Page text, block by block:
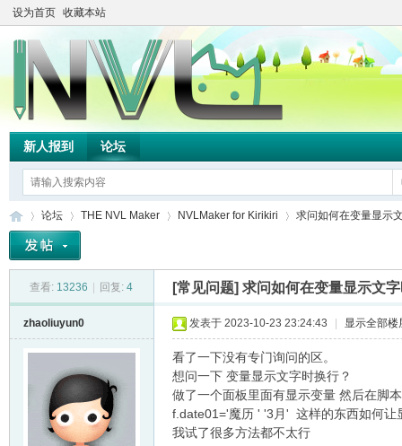
设为首页 收藏本站
新人报到 论坛
论坛
›
THE NVL Maker NVLMaker for Kirikiri
›
求问如何在变量显示
查看: 13236 回复: 4 [常见问题] 求问如何在变量显示文
zhaoliuyun0 发表于 2023-10-23 23:24:43 显示全部楼
看了一下没有专门询问的区。
想问一下 变量显示文字时换行？
做了一个面板里面有显示变量 然后在脚
f.date01='魔历 ' '3月' 这样的东西如何让
我试了很多方法都不太行